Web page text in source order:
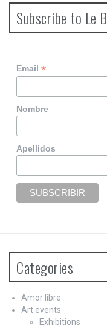
t
s
n
a
v
i
g
a
t
i
n
Subscribe to Le
Email*
Nombre
Apellidos
Categories
Amor libre
Art events
Exhibitions